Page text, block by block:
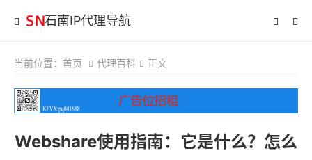
石南IP代理导航
当前位置： 首页 代理百科 正文
Webshare使用指南：它是什么？怎么